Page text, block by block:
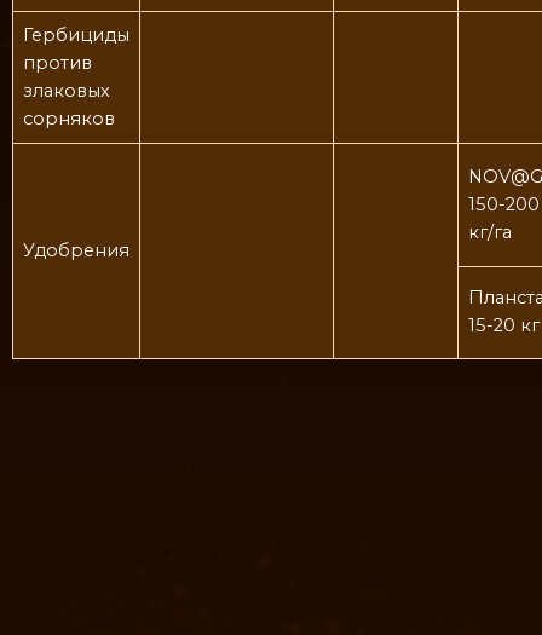
Гербициды
против
злаковых
сорняков
Удобрения
150-200
кг/га
15-20 кг